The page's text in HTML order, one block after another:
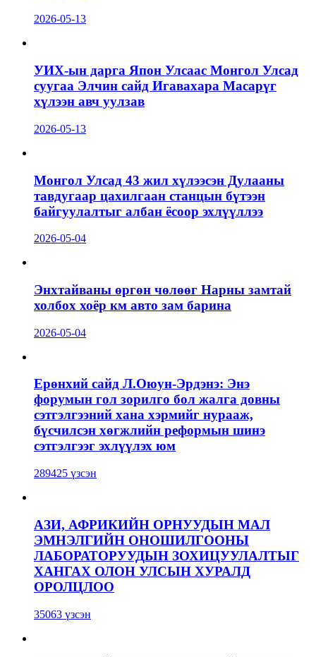
2026-05-13
УИХ-ын дарга Япон Улсаас Монгол Улсад
суугаа Элчин сайд Игавахара Масарүг
хүлээн авч уулзав
2026-05-13
Монгол Улсад 43 жил хүлээсэн Дулааны
тавдугаар цахилгаан станцын бүтээн
байгуулалтыг албан ёсоор эхлүүллээ
2026-05-04
Энхтайваны өргөн чөлөөг Нарны замтай
холбох хоёр км авто зам барина
2026-05-04
Ерөнхий сайд Л.Оюун-Эрдэнэ: Энэ
форумын гол зорилго бол жалга довны
сэтгэлгээний хана хэрмийг нурааж,
бүсчилсэн хөгжлийн реформын шинэ
сэтгэлгээг эхлүүлэх юм
289425 үзсэн
АЗИ, АФРИКИЙН ОРНУУДЫН МАЛ
ЭМНЭЛГИЙН ОНОШИЛГООНЫ
ЛАБОРАТОРУУДЫН ЗОХИЦУУЛАЛТЫГ
ХАНГАХ ОЛОН УЛСЫН ХУРАЛД
ОРОЛЦЛОО
35063 үзсэн